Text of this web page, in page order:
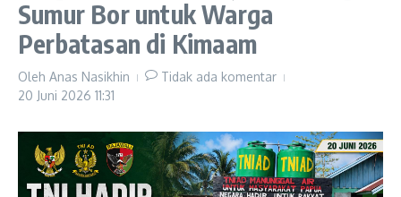
Sumur Bor untuk Warga
Perbatasan di Kimaam
Oleh Anas Nasikhin
Tidak ada komentar
20 Juni 2026 11:31